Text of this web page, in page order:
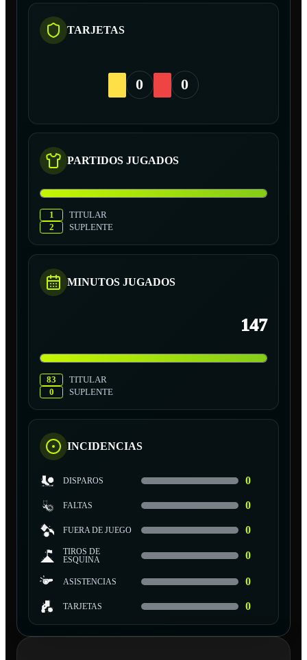
TARJETAS
0 0
PARTIDOS JUGADOS
1
TITULAR
2
SUPLENTE
MINUTOS JUGADOS
147
83
TITULAR
0
SUPLENTE
INCIDENCIAS
DISPAROS 0
FALTAS 0
FUERA DE JUEGO 0
TIROS DE
ESQUINA
0
ASISTENCIAS 0
TARJETAS 0